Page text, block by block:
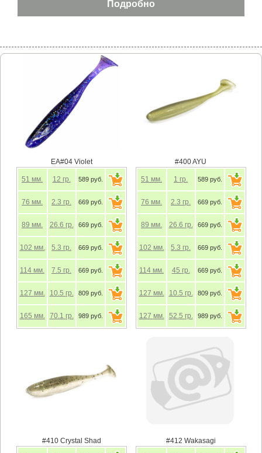
EA#04 Violet
51 мм. 12 гр. 589 руб.
76 мм. 2.3 гр. 669 руб.
89 мм. 26.6 гр. 669 руб.
102 мм. 5.3 гр. 669 руб.
114 мм. 7.5 гр. 669 руб.
127 мм. 10.5 гр. 809 руб.
165 мм. 70.1 гр. 989 руб.
#400 AYU
51 мм. 1 гр. 589 руб.
76 мм. 2.3 гр. 669 руб.
89 мм. 26.6 гр. 669 руб.
102 мм. 5.3 гр. 669 руб.
114 мм. 45 гр. 669 руб.
127 мм. 10.5 гр. 809 руб.
127 мм. 52.5 гр. 989 руб.
#410 Crystal Shad #412 Wakasagi